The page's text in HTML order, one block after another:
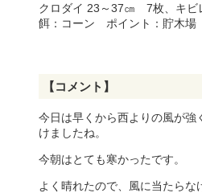
クロダイ 23～37㎝ 7枚、キ
餌：コーン ポイント：貯木場
【コメント】
今日は早くから西よりの風が強
けましたね。
今朝はとても寒かったです。
よく晴れたので、風に当たらな